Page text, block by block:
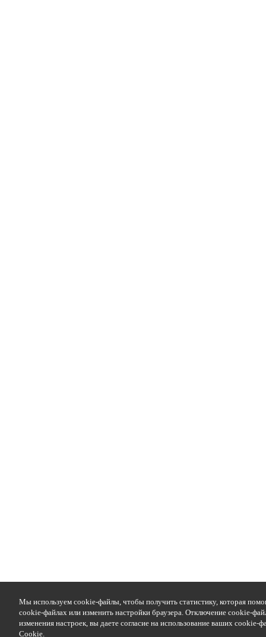
Мы используем cookie-файлы, чтобы получить статистику, которая
cookie-файлах или изменить настройки браузера. Отключение cookie-
изменения настроек, вы даете согласие на использование ваших
Cookie.